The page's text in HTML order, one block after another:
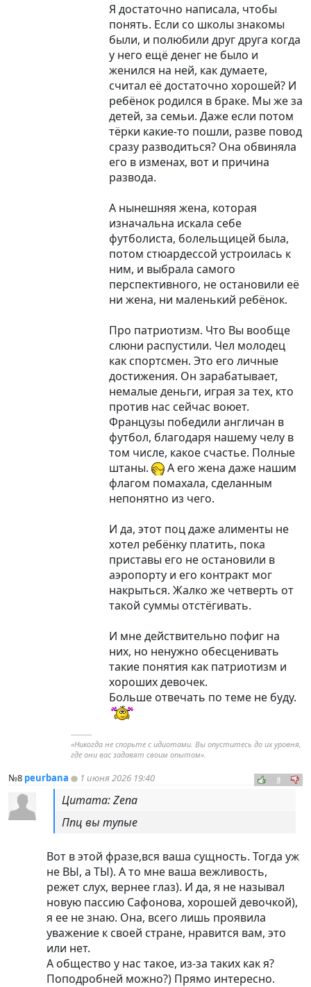
Я достаточно написала, чтобы
понять. Если со школы знакомы
были, и полюбили друг друга когда
у него ещё денег не было и
женился на ней, как думаете,
считал её достаточно хорошей? И
ребёнок родился в браке. Мы же за
детей, за семьи. Даже если потом
тёрки какие-то пошли, разве повод
сразу разводиться? Она обвиняла
его в изменах, вот и причина
развода.
А нынешняя жена, которая
изначальна искала себе
футболиста, болельщицей была,
потом стюардессой устроилась к
ним, и выбрала самого
перспективного, не остановили её
ни жена, ни маленький ребёнок.
Про патриотизм. Что Вы вообще
слюни распустили. Чел молодец
как спортсмен. Это его личные
достижения. Он зарабатывает,
немалые деньги, играя за тех, кто
против нас сейчас воюет.
Французы победили англичан в
футбол, благодаря нашему челу в
том числе, какое счастье. Полные
штаны.
А его жена даже нашим
флагом помахала, сделанным
непонятно из чего.
И да, этот поц даже алименты не
хотел ребёнку платить, пока
приставы его не остановили в
аэропорту и его контракт мог
накрыться. Жалко же четверть от
такой суммы отстёгивать.
И мне действительно пофиг на
них, но ненужно обесценивать
такие понятия как патриотизм и
хороших девочек.
Больше отвечать по теме не буду.
----------
«Никогда не спорьте с идиотами. Вы опуститесь до их уровня,
где они вас задавят своим опытом».
№8 peurbana 1 июня 2026 19:40 0
Цитата: Zena
Ппц вы тупые
Вот в этой фразе,вся ваша сущность. Тогда уж
не ВЫ, а ТЫ). А то мне ваша вежливость,
режет слух, вернее глаз). И да, я не называл
новую пассию Сафонова, хорошей девочкой),
я ее не знаю. Она, всего лишь проявила
уважение к своей стране, нравится вам, это
или нет.
А общество у нас такое, из-за таких как я?
Поподробней можно?) Прямо интересно.